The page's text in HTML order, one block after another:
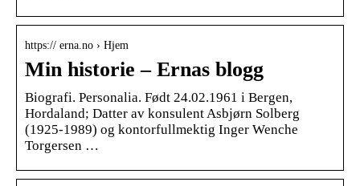
https:// erna.no › Hjem
Min historie – Ernas blogg
Biografi. Personalia. Født 24.02.1961 i Bergen,
Hordaland; Datter av konsulent Asbjørn Solberg
(1925-1989) og kontorfullmektig Inger Wenche
Torgersen …